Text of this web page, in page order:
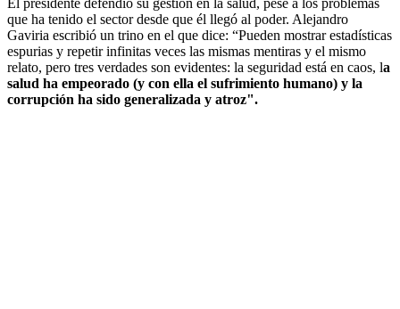
que ha tenido el sector desde que él llegó al poder. Alejandro
Gaviria escribió un trino en el que dice: “Pueden mostrar estadísticas
espurias y repetir infinitas veces las mismas mentiras y el mismo
relato, pero tres verdades son evidentes: la seguridad está en caos, la
salud ha empeorado (y con ella el sufrimiento humano) y la
corrupción ha sido generalizada y atroz".